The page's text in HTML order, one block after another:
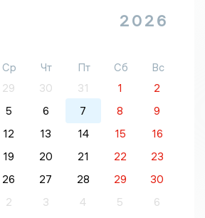
2026
Ср Чт Пт Сб
Вс
29 30 31 1
2
5 6 7 8
9
12 13 14 15
16
19 20 21 22
23
26 27 28 29
30
2 3 4 5 6